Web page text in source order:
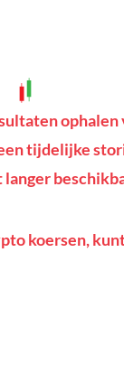
ophalen
tijdelijke
koersen,